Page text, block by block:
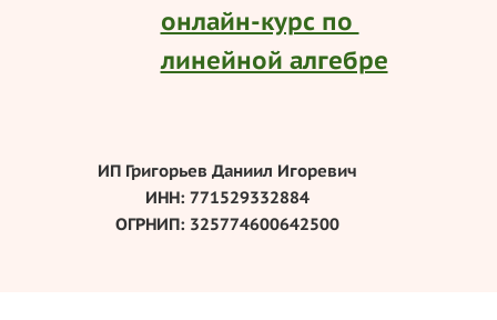
онлайн-курс по
линейной алгебре
ИП Григорьев Даниил Игоревич
ИНН: 771529332884
ОГРНИП: 325774600642500